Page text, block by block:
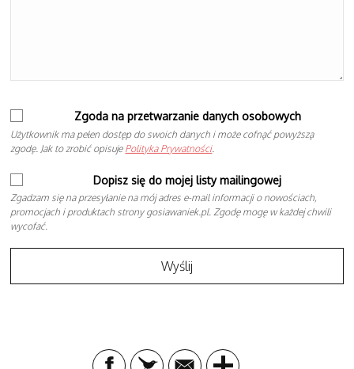
Zgoda na przetwarzanie danych osobowych
Użytkownik ma pełen dostęp do swoich danych i może cofnąć powyższą
zgodę. Jak to zrobić opisuje Polityka Prywatności.
Dopisz się do mojej listy mailingowej
Zgadzam się na przesyłanie na mój adres e-mail informacji o nowościach,
promocjach i produktach strony gosiawaniek.pl. Zgodę mogę w każdej chwili
wycofać.